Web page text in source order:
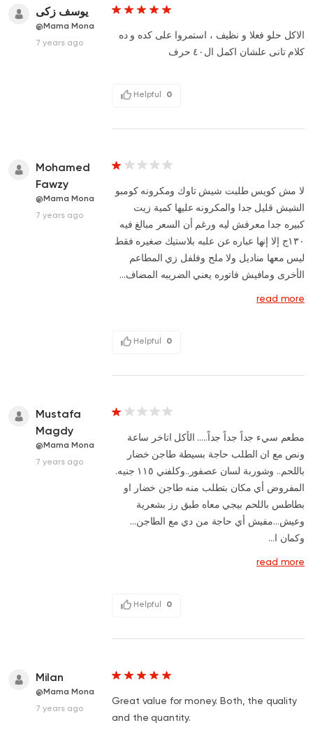
يوسف زكى
@Mama Mona
7 years ago
الاكل حلو فعلا و نظيف ، استمروا على كده و ده
كلام تانى علشان اكمل ال٤٠ حرف
Helpful 0
Mohamed
Fawzy
@Mama Mona
7 years ago
لا مش كويس طلبت شيش تاوك ومكرونه كومبو
الشيش قليل جدا والمكرونه عليها كمية زيت
كبيره جدا معرفش ليه ورغم أن السعر مبالغ فيه
١٣٠ج إلا إنها عباره عن علبه بلاستيك صغيره فقط
ليس معها مناديل ولا ملح وفلفل زي المطاعم
الأخرى ومافيش فاتوره يعني الضريبه المضاف...
read more
Helpful 0
Mustafa
Magdy
@Mama Mona
7 years ago
مطعم سيء جداً جداً جداً..... الأكل اتاخر ساعة
ونص مع ان الطلب حاجة بسيطة طاجن خضار
باللحم.. وشوربة لسان عصفور..وكلفني ١١٥ جنيه.
المفروض أي مكان بتطلب منه طاجن خضار او
بطاطس باللحم بيجي معاه طبق رز بشعرية
وعيش...مفيش أي حاجة من دي مع الطاجن...
وكمان ا...
read more
Helpful 0
Milan
@Mama Mona
7 years ago
Great value for money. Both, the quality
and the quantity.